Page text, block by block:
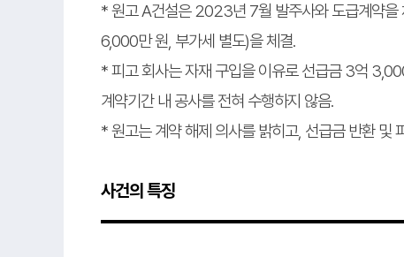
* 원고 A건설은 2023년 7월 발주사와 도급계약을
6,000만 원, 부가세 별도)을 체결.
* 피고 회사는 자재 구입을 이유로 선급금 3억
계약기간 내 공사를 전혀 수행하지 않음.
* 원고는 계약 해제 의사를 밝히고, 선급금 반환 및
사건의 특징